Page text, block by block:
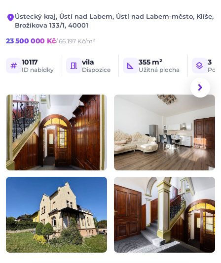
location_on Ústecký kraj, Ústí nad Labem, Ústí nad Labem-město, Klíše,
Brožíkova 133/1, 40001
23 500 000 Kč/ 66 197 Kč/m²
tag 10117
ID nabídky meeting_room vila
Dispozice square_foot 355 m²
Užitná plocha layers 3
HLAVNÍ FOTOGRAFIE
chevron_right